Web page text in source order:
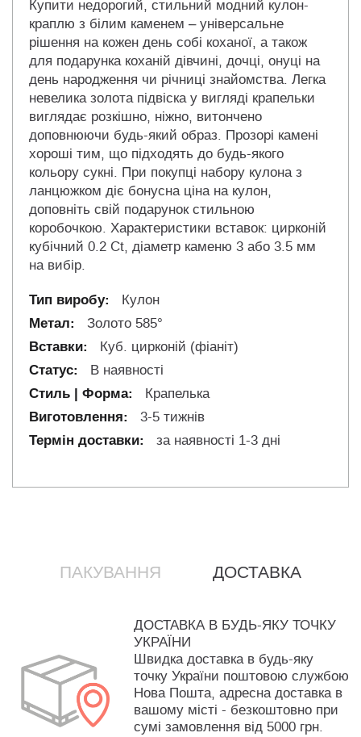
Купити недорогий, стильний модний кулон-
краплю з білим каменем – універсальне
рішення на кожен день собі коханої, а також
для подарунка коханій дівчині, дочці, онуці на
день народження чи річниці знайомства. Легка
невелика золота підвіска у вигляді крапельки
виглядає розкішно, ніжно, витончено
доповнюючи будь-який образ. Прозорі камені
хороші тим, що підходять до будь-якого
кольору сукні. При покупці набору кулона з
ланцюжком діє бонусна ціна на кулон,
доповніть свій подарунок стильною
коробочкою. Характеристики вставок: цирконій
кубічний 0.2 Ct, діаметр каменю 3 або 3.5 мм
на вибір.
Кулон
Золото 585°
Куб. цирконій (фіаніт)
В наявності
Крапелька
3-5 тижнів
за наявності 1-3 дні
ПАКУВАННЯ ДОСТАВКА
ДОСТАВКА В БУДЬ-ЯКУ ТОЧКУ
УКРАЇНИ
Швидка доставка в будь-яку
точку України поштовою службою
Нова Пошта, адресна доставка в
вашому місті - безкоштовно при
сумі замовлення від 5000 грн.